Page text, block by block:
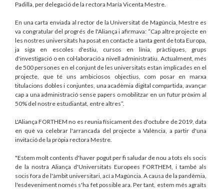
Padilla, per delegació de la rectora María Vicenta Mestre.
En una carta enviada al rector de la Universitat de Magúncia, Mestre es
va congratular del progrés de l'Aliança i afirmava: “Cap altre projecte en
les nostres universitats ha posat en contacte a tanta gent de tota Europa,
ja siga en escoles d'estiu, cursos en línia, pràctiques, grups
d'investigació o en col·laboració a nivell administratiu. Actualment, més
de 500 persones en el conjunt de les universitats estan implicades en el
projecte, que té uns ambiciosos objectius, com posar en marxa
titulacions dobles i conjuntes, una acadèmia digital compartida, avançar
cap a una administració sense papers o mobilitzar en un futur pròxim al
50% del nostre estudiantat, entre altres”.
L'Aliança FORTHEM no es reunia físicament des d'octubre de 2019, data
en què va celebrar l'arrancada del projecte a València, a partir d'una
invitació de la pròpia rectora Mestre.
"Estem molt contents d'haver pogut per fi saludar de nou a tots els socis
de la nostra Aliança d'Universitats Europees FORTHEM, i també als
socis fora de l'àmbit universitari, ací a Magúncia. A causa de la pandèmia,
l'esdeveniment només s'ha fet possible ara. Per tant, estem més agraïts